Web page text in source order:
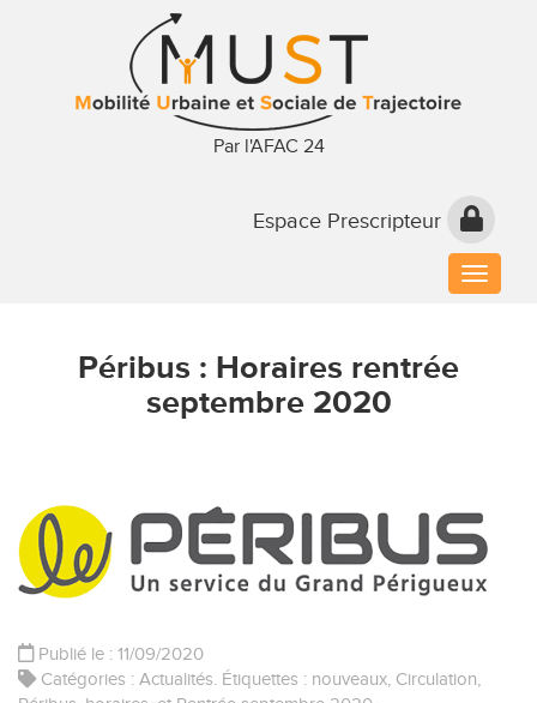
Par l'AFAC 24
Espace Prescripteur
Toggle
Péribus : Horaires rentrée
septembre 2020
Publié le : 11/09/2020
Catégories : Actualités. Étiquettes : nouveaux, Circulation,